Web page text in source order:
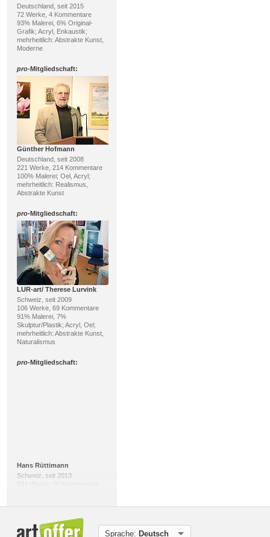
Deutschland, seit 2015
72 Werke, 4 Kommentare
93% Malerei, 6% Original-
Grafik; Acryl, Enkaustik;
mehrheitlich: Abstrakte Kunst,
Moderne
pro-Mitgliedschaft:
Günther Hofmann
Deutschland, seit 2008
221 Werke, 214 Kommentare
100% Malerei; Oel, Acryl;
mehrheitlich: Realismus,
Abstrakte Kunst
pro-Mitgliedschaft:
LUR-art/ Therese Lurvink
Schweiz, seit 2009
106 Werke, 69 Kommentare
91% Malerei, 7%
Skulptur/Plastik; Acryl, Oel;
mehrheitlich: Abstrakte Kunst,
Naturalismus
pro-Mitgliedschaft:
Hans Rüttimann
Schweiz, seit 2013
Sprache: Deutsch